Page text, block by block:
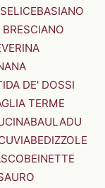
BASIANO
DE' DOSSI
TERME
BAULADU
BEDIZZOLE
BEINETTE